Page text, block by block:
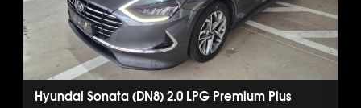
Hyundai Sonata (DN8) 2.0 LPG Premium Plus